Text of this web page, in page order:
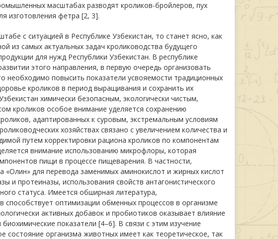
масштабах разводят кроликов-бройлеров, пух
изготовления фетра [2, 3].
с ситуацией в Республике Узбекистан, то станет ясно, как
из самых актуальных задач кролиководства будущего
для нужд Республики Узбекистан. В республике
этого направления, в первую очередь организовать
повысить показатели усвояемости традиционных
кроликов в период выращивания и сохранить их
химически безопасным, экологически чистым,
кроликов особое внимание уделяется сохранению
адаптированных к суровым, экстремальным условиям
хозяйствах связано с увеличением количества и
путем корректировки рациона кроликов по компонентам
внимание использованию микрофлоры, которая
пищи в процессе пищеварения. В частности,
«Олин» для перевода заменимых аминокислот и жирных кислот
и протеиназы, использования свойств антагонистического
статуса. Имеется обширная литература,
оптимизации обменных процессов в организме
активных добавок и пробиотиков оказывает влияние
показатели [4–6]. В связи с этим изучение
состояние организма животных имеет как теоретическое, так